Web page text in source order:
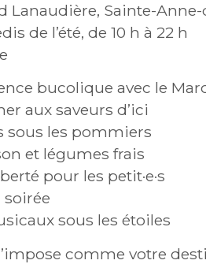
Lanaudière, Sainte-Anne-
de l’été, de 10 h à 22 h
bucolique avec le
aux saveurs d’ici
sous les pommiers
et légumes frais
pour les petit·e·s
soirée
sous les étoiles
comme votre